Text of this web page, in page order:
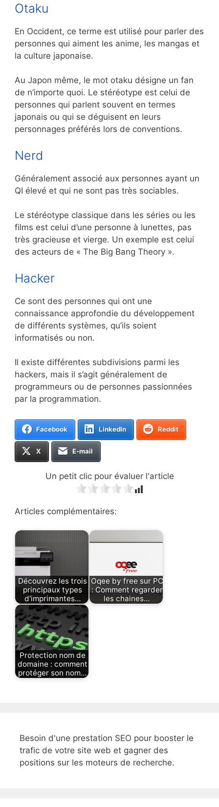
Otaku
En Occident, ce terme est utilisé pour parler des
personnes qui aiment les anime, les mangas et
la culture japonaise.
Au Japon même, le mot otaku désigne un fan
de n’importe quoi. Le stéréotype est celui de
personnes qui parlent souvent en termes
japonais ou qui se déguisent en leurs
personnages préférés lors de conventions.
Nerd
Généralement associé aux personnes ayant un
QI élevé et qui ne sont pas très sociables.
Le stéréotype classique dans les séries ou les
films est celui d’une personne à lunettes, pas
très gracieuse et vierge. Un exemple est celui
des acteurs de « The Big Bang Theory ».
Hacker
Ce sont des personnes qui ont une
connaissance approfondie du développement
de différents systèmes, qu’ils soient
informatisés ou non.
Il existe différentes subdivisions parmi les
hackers, mais il s’agit généralement de
programmeurs ou de personnes passionnées
par la programmation.
Facebook LinkedIn Reddit
X E-mail
Un petit clic pour évaluer l'article
Articles complémentaires:
Découvrez les trois
principaux types
d'imprimantes…
Oqee by free sur PC
: Comment regarder
les chaines…
Protection nom de
domaine : comment
protéger son nom…
Besoin d'une prestation SEO pour booster le
trafic de votre site web et gagner des
positions sur les moteurs de recherche.